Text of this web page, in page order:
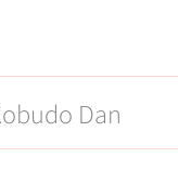
Dan